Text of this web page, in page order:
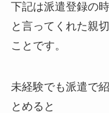
下記は派遣登録の
と言ってくれた親
ことです。
未経験でも派遣で
とめると